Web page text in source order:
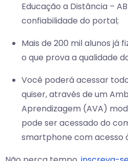
Educação a Distância –
confiabilidade do portal;
Mais de 200 mil alunos já
o que prova a qualidade
Você poderá acessar
quiser, através de um
Aprendizagem (AVA)
pode ser acessado do
smartphone com acesso